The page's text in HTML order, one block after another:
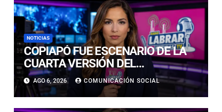
NOTICIAS
COPIAPÓ FUE ESCENARIO DE LA
CUARTA VERSIÓN DEL
CAMPEONATO REGIONAL DE
BANDAS DE GUERRA
ESTUDIANTILES
AGO 6, 2026 COMUNICACIÓN SOCIAL